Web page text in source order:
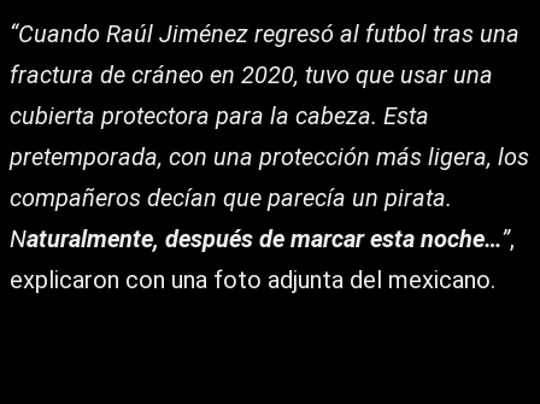
“Cuando Raúl Jiménez regresó al futbol tras una
fractura de cráneo en 2020, tuvo que usar una
cubierta protectora para la cabeza. Esta
pretemporada, con una protección más ligera, los
compañeros decían que parecía un pirata.
Naturalmente, después de marcar esta noche…”,
explicaron con una foto adjunta del mexicano.